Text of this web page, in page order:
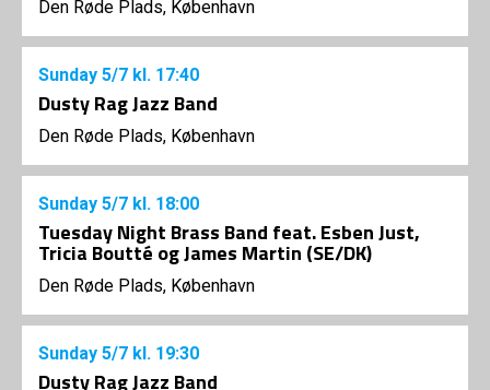
Den Røde Plads, København
Sunday 5/7 kl. 17:40
Dusty Rag Jazz Band
Den Røde Plads, København
Sunday 5/7 kl. 18:00
Tuesday Night Brass Band feat. Esben Just,
Tricia Boutté og James Martin (SE/DK)
Den Røde Plads, København
Sunday 5/7 kl. 19:30
Dusty Rag Jazz Band